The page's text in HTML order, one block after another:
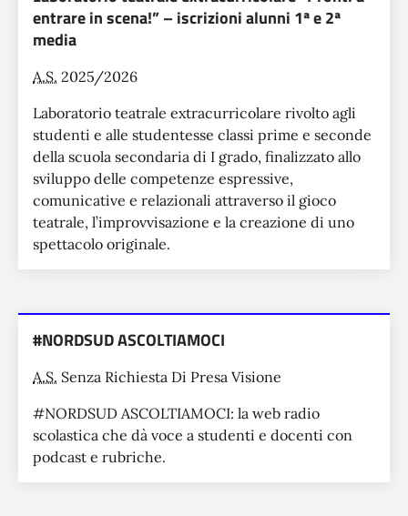
entrare in scena!” – iscrizioni alunni 1ª e 2ª
media
A.S. 2025/2026
Laboratorio teatrale extracurricolare rivolto agli
studenti e alle studentesse classi prime e seconde
della scuola secondaria di I grado, finalizzato allo
sviluppo delle competenze espressive,
comunicative e relazionali attraverso il gioco
teatrale, l’improvvisazione e la creazione di uno
spettacolo originale.
#NORDSUD ASCOLTIAMOCI
A.S. Senza Richiesta Di Presa Visione
#NORDSUD ASCOLTIAMOCI: la web radio
scolastica che dà voce a studenti e docenti con
podcast e rubriche.